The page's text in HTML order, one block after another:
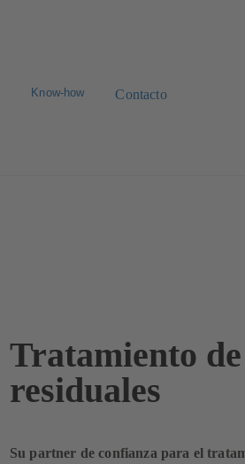
Know-how Contacto
Tratamiento de
residuales
Su partner de confianza para el